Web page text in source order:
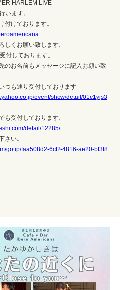
HARLEM LIVE
います。
付けております。
しくお願い致します。
付しております。
のお名前もメッセージに記入お願い致
つも通り受付しております
event/show/detail/01c1yjs3
も受付しております。
detail/12285/
さい。
gotip/faa508d2-6cf2-4816-ae20-bf3f8